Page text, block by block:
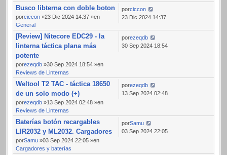
Busco libterna con doble boton
porciccon »23 Dic 2024 14:37 »en
General
porciccon
23 Dic 2024 14:37
[Review] Nitecore EDC29 - la
linterna táctica plana más
potente
porezeqdb »30 Sep 2024 18:54 »en
Reviews de Linternas
porezeqdb
30 Sep 2024 18:54
Weltool T2 TAC - táctica 18650
de un solo modo (+)
porezeqdb »13 Sep 2024 02:48 »en
Reviews de Linternas
porezeqdb
13 Sep 2024 02:48
Baterías botón recargables
LIR2032 y ML2032. Cargadores
porSamu »03 Sep 2024 22:05 »en
Cargadores y baterías
porSamu
03 Sep 2024 22:05